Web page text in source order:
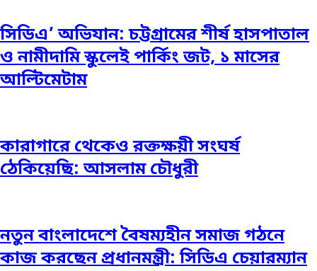
সিডিএ’ অভিযান: চট্টগ্রামের শীর্ষ হাসপাতাল
ও নামীদামি স্কুলেই পার্কিং জট, ১ মাসের
আল্টিমেটাম
কারাগারে থেকেও রক্তক্ষয়ী সংঘর্ষ
ঠেকিয়েছি: আসলাম চৌধুরী
নতুন বাংলাদেশে বৈষম্যহীন সমাজ গঠনে
কাজ করছেন প্রধানমন্ত্রী: সিডিএ চেয়ারম্যান